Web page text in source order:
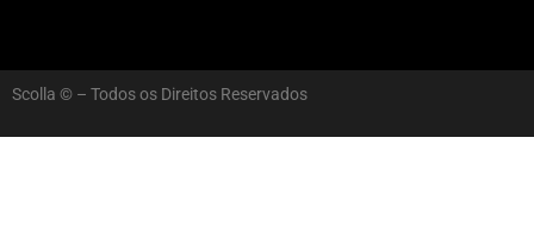
Scolla © – Todos os Direitos Reservados